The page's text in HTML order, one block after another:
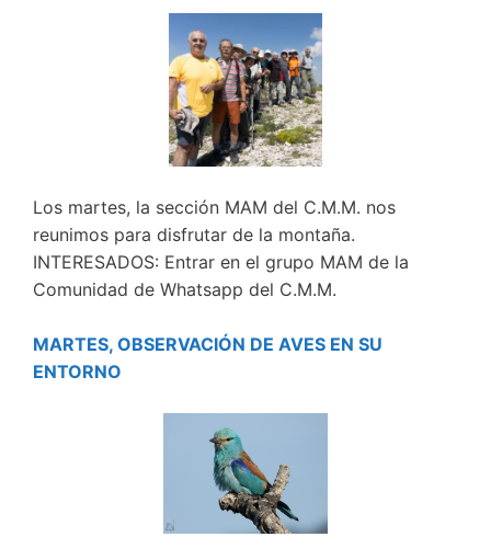
Los martes, la sección MAM del C.M.M. nos
reunimos para disfrutar de la montaña.
INTERESADOS: Entrar en el grupo MAM de la
Comunidad de Whatsapp del C.M.M.
MARTES, OBSERVACIÓN DE AVES EN SU
ENTORNO